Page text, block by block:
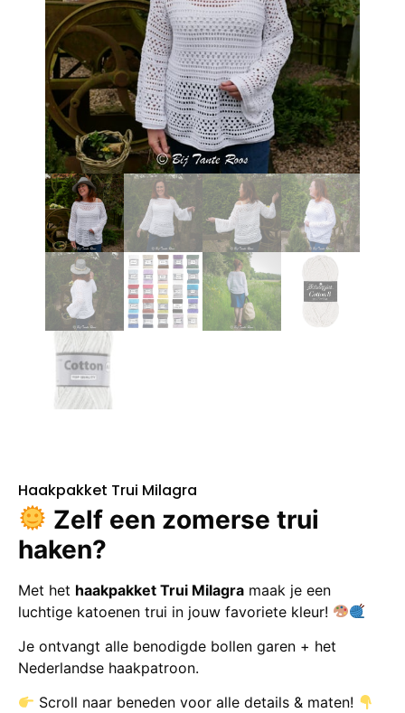
Haakpakket Trui Milagra
Zelf een zomerse trui
haken?
Met het haakpakket Trui Milagra maak je een
luchtige katoenen trui in jouw favoriete kleur!
Je ontvangt alle benodigde bollen garen + het
Nederlandse haakpatroon.
Scroll naar beneden voor alle details & maten!